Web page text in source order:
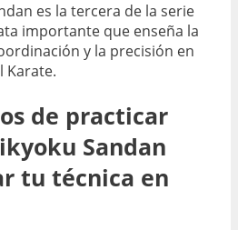
es la tercera de la serie
importante que enseña la
y la precisión en
Karate.
de practicar
Sandan
tu técnica en